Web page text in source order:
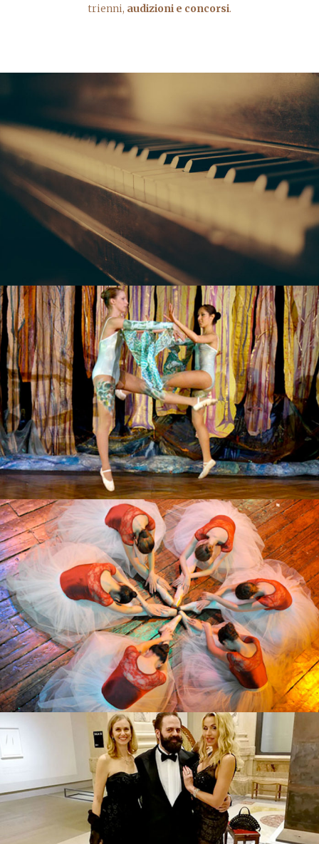
trienni, audizioni e concorsi.